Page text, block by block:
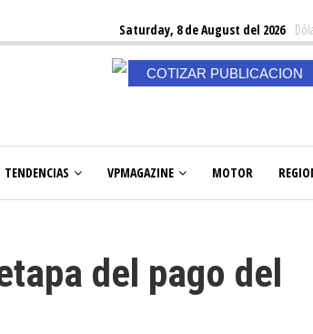
Saturday, 8 de August del 2026
COTIZAR PUBLICACION
TENDENCIAS VPMAGAZINE MOTOR
del pago del